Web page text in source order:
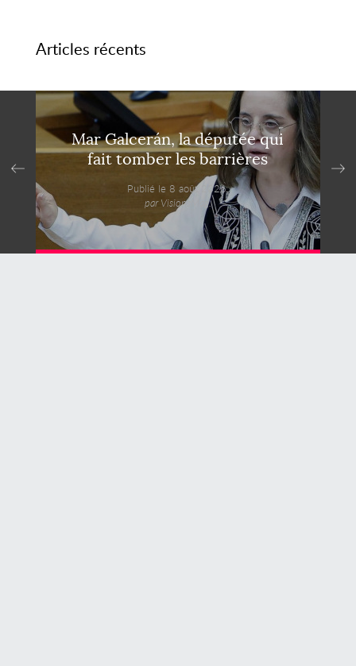
Articles récents
Mar Galcerán, la députée qui
fait tomber les barrières
Publié le 8 août 2026,
par VisionsMag.